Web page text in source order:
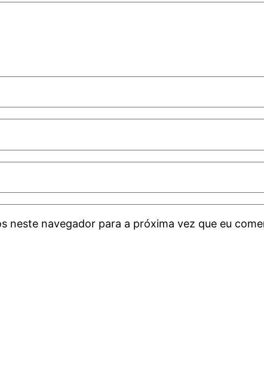
neste navegador para a próxima vez que eu